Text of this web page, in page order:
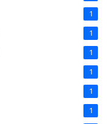
1
1
1
1
1
1